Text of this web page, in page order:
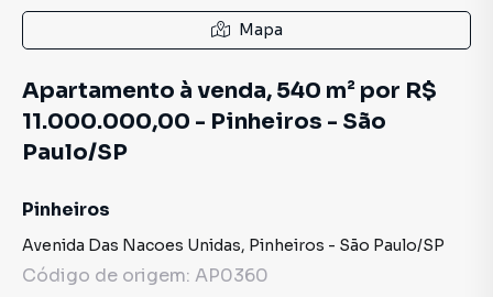
Mapa
Apartamento à venda, 540 m² por R$
11.000.000,00 - Pinheiros - São
Paulo/SP
Pinheiros
Avenida Das Nacoes Unidas, Pinheiros - São Paulo/SP
Código de origem: AP0360